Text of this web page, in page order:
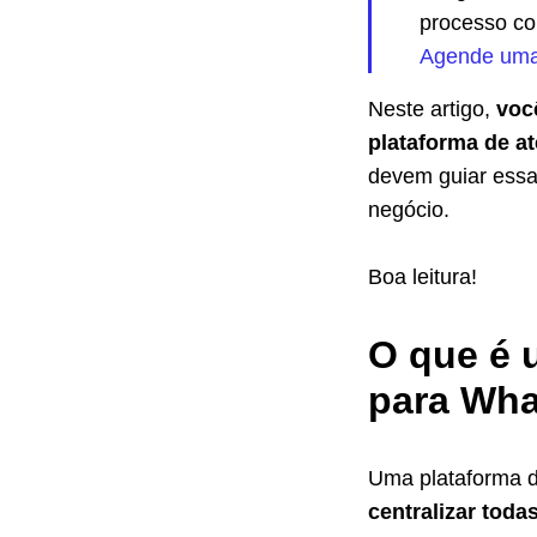
processo
Agende
Neste artigo,
plataforma de
devem guiar
negócio.
Boa leitura!
O que é
para
Uma plataforma
centralizar